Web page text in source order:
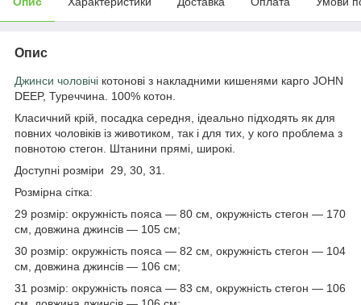
Опис
Джинси чоловічі котонові з накладними кишенями карго JOHN
DEEP, Туреччина. 100% котон.
Класичний крій, посадка середня, ідеально підходять як для
повних чоловіків із животиком, так і для тих, у кого проблема з
повнотою стегон. Штанини прямі, широкі.
Доступні розміри 29, 30, 31.
Розмірна сітка:
29 розмір: окружність пояса — 80 см, окружність стегон — 170
см, довжина джинсів — 105 см;
30 розмір: окружність пояса — 82 см, окружність стегон — 104
см, довжина джинсів — 106 см;
31 розмір: окружність пояса — 83 см, окружність стегон — 106